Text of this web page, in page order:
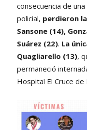
consecuencia de
policial, perdieron
Sansone (14),
Suárez (22). La
Quagliarello (13),
permaneció
Hospital El Cruce de